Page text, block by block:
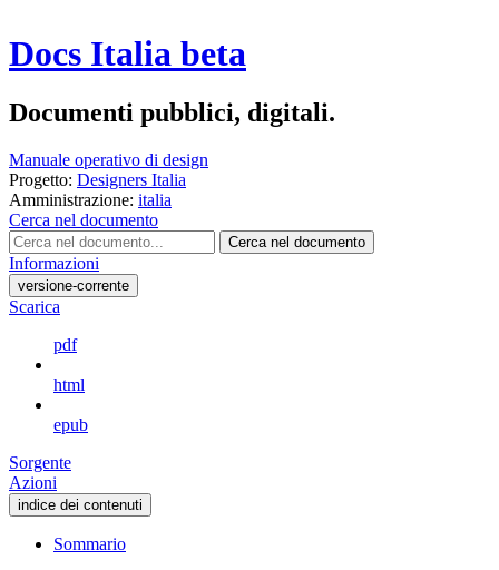
Docs Italia beta
Documenti pubblici, digitali.
Manuale operativo di design
Progetto: Designers Italia
Amministrazione: italia
Cerca nel documento
Cerca nel documento
Informazioni
versione-corrente
Scarica
pdf
html
epub
Sorgente
Azioni
indice dei contenuti
Sommario